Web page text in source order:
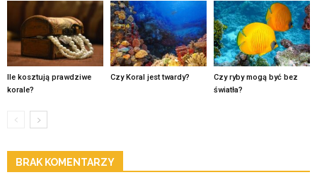
Ile kosztują prawdziwe
korale?
Czy Koral jest twardy?
Czy ryby mogą być bez
światła?
BRAK KOMENTARZY